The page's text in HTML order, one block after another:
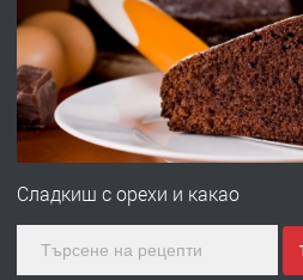
ПРЕДЛАГА
Първи поход
Сладкиш с орехи и какао